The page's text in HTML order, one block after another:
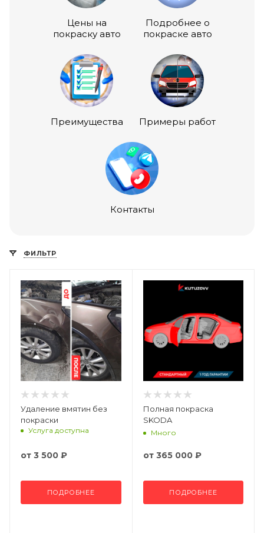
Цены на
покраску авто
Подробнее о
покраске авто
Преимущества Примеры работ
Контакты
ФИЛЬТР
Удаление вмятин без
покраски
Услуга доступна
от 3 500 ₽
ПОДРОБНЕЕ
Полная покраска
SKODA
Много
от 365 000 ₽
ПОДРОБНЕЕ